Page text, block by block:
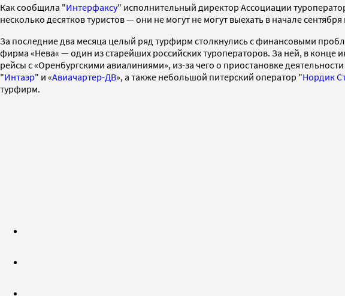
Как сообщила "Интерфаксу" исполнительный директор Ассоциации
несколько десятков туристов — они не могут не могут выехать в начале
За последние два месяца целый ряд турфирм столкнулись с финансовыми
фирма «Нева« — один из старейших российских туроператоров. За ней, в конце
рейсы с «Оренбургскими авиалиниями», из-за чего о приостановке
"Интаэр" и «Авиачартер-ДВ», а также небольшой питерский оператор "Нордик
турфирм.